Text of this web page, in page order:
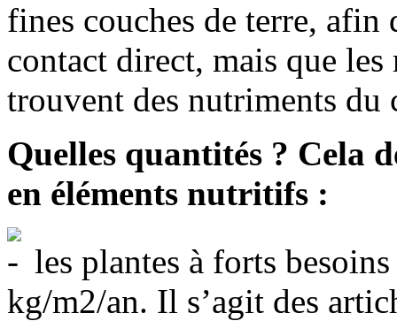
fines couches de terre, afin
contact direct, mais que
trouvent des nutriments du
Quelles quantités ? Cela
en éléments nutritifs :
les plantes à forts
kg/m2/an. Il s’agit des